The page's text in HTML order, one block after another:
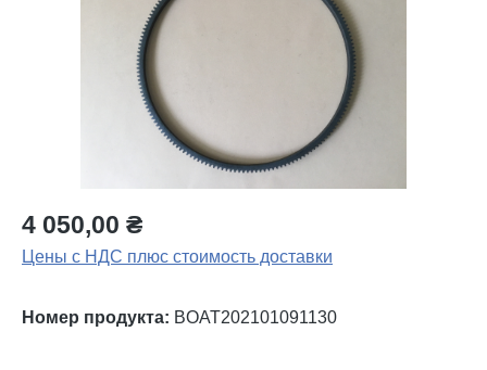
4 050,00 ₴
Цены с НДС плюс стоимость доставки
Номер продукта: BOAT202101091130